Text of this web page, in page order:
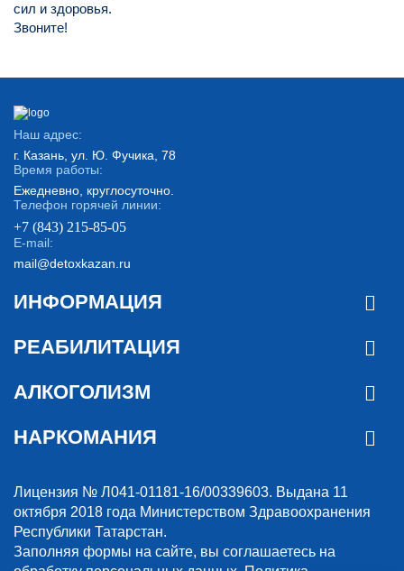
сил и здоровья.
Звоните!
Наш адрес:
г. Казань, ул. Ю. Фучика, 78
Время работы:
Ежедневно, круглосуточно.
Телефон горячей линии:
+7 (843) 215-85-05
E-mail:
mail@detoxkazan.ru
ИНФОРМАЦИЯ
РЕАБИЛИТАЦИЯ
АЛКОГОЛИЗМ
НАРКОМАНИЯ
Лицензия № Л041-01181-16/00339603. Выдана 11
октября 2018 года Министерством Здравоохранения
Республики Татарстан.
Заполняя формы на сайте, вы соглашаетесь на